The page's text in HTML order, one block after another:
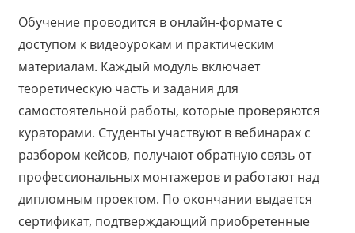
Обучение проводится в онлайн-формате с
доступом к видеоурокам и практическим
материалам. Каждый модуль включает
теоретическую часть и задания для
самостоятельной работы, которые проверяются
кураторами. Студенты участвуют в вебинарах с
разбором кейсов, получают обратную связь от
профессиональных монтажеров и работают над
дипломным проектом. По окончании выдается
сертификат, подтверждающий приобретенные